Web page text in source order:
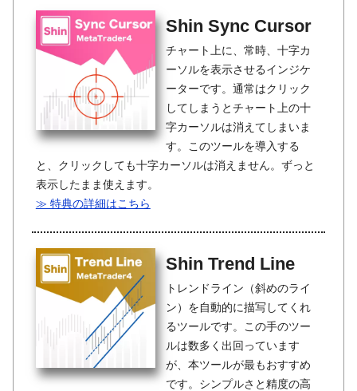
Shin Sync Cursor
チャート上に、常時、十字カ
ーソルを表示させるインジケ
ーターです。通常はクリック
してしまうとチャート上の十
字カーソルは消えてしまいま
す。このツールを導入する
と、クリックしても十字カーソルは消えません。ずっと
表示したまま使えます。
≫ 特典の詳細はこちら
Shin Trend Line
トレンドライン（斜めのライ
ン）を自動的に描写してくれ
るツールです。この手のツー
ルは数多く出回っています
が、本ツールが最もおすすめ
です。シンプルさと精度の高